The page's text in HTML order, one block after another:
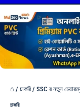
⌂ / চাকরি / SSC র নতুন
চাকরি